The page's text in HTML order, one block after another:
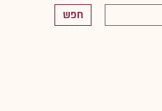
חפש